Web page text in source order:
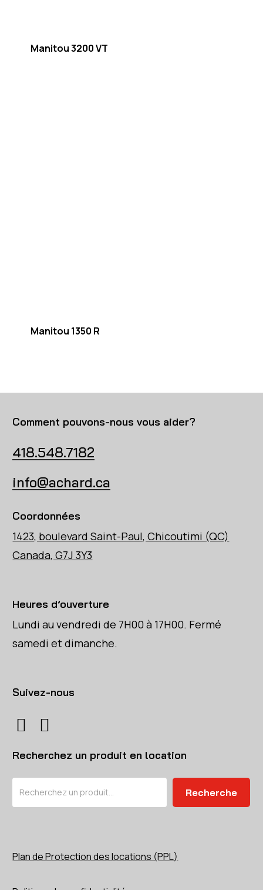
Manitou 3200 VT
Manitou 1350 R
Comment pouvons-nous vous aider?
418.548.7182
info@achard.ca
Coordonnées
1423, boulevard Saint-Paul, Chicoutimi (QC)
Canada, G7J 3Y3
Heures d’ouverture
Lundi au vendredi de 7H00 à 17H00. Fermé
samedi et dimanche.
Suivez-nous
Recherchez un produit en location
Recherche
Plan de Protection des locations (PPL)